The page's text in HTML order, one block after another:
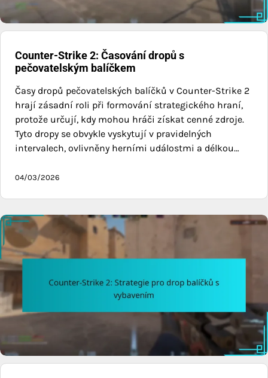
Counter-Strike 2: Časování dropů s
pečovatelským balíčkem
Časy dropů pečovatelských balíčků v Counter-Strike 2
hrají zásadní roli při formování strategického hraní,
protože určují, kdy mohou hráči získat cenné zdroje.
Tyto dropy se obvykle vyskytují v pravidelných
intervalech, ovlivněny herními událostmi a délkou…
04/03/2026